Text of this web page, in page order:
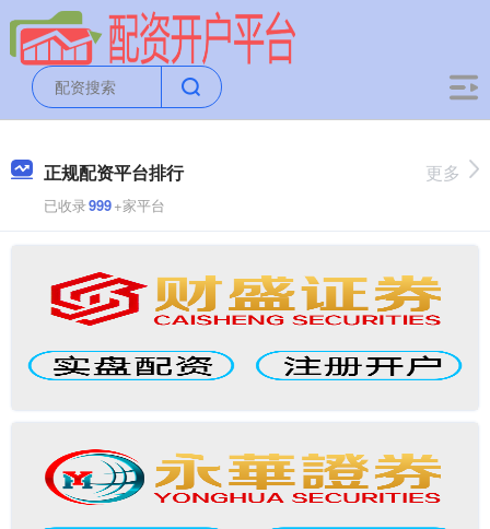
正规配资平台排行
已收录999+家平台
更多